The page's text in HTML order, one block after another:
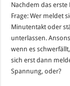
Nachdem das
Frage: Wer meldet
Minutentakt oder
unterlassen.
wenn es
sich erst dann
Spannung, oder?